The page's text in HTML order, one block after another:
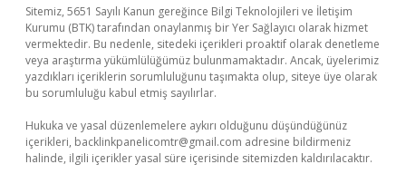
Sitemiz, 5651 Sayılı Kanun gereğince Bilgi Teknolojileri ve İletişim
Kurumu (BTK) tarafından onaylanmış bir Yer Sağlayıcı olarak hizmet
vermektedir. Bu nedenle, sitedeki içerikleri proaktif olarak denetleme
veya araştırma yükümlülüğümüz bulunmamaktadır. Ancak, üyelerimiz
yazdıkları içeriklerin sorumluluğunu taşımakta olup, siteye üye olarak
bu sorumluluğu kabul etmiş sayılırlar.
Hukuka ve yasal düzenlemelere aykırı olduğunu düşündüğünüz
içerikleri, backlinkpanelicomtr@gmail.com adresine bildirmeniz
halinde, ilgili içerikler yasal süre içerisinde sitemizden kaldırılacaktır.